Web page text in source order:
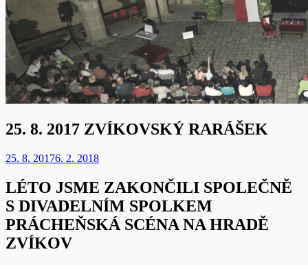
25. 8. 2017 ZVÍKOVSKÝ RARÁŠEK
25. 8. 20176. 2. 2018
LÉTO JSME ZAKONČILI SPOLEČNĚ
S DIVADELNÍM SPOLKEM
PRÁCHEŇSKÁ SCÉNA NA HRADĚ
ZVÍKOV